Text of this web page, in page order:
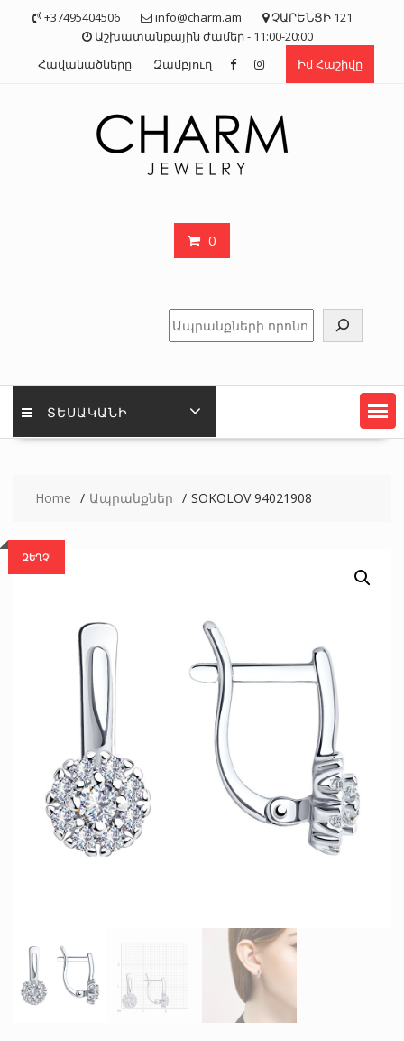
+37495404506 info@charm.am
ՉԱՐԵՆՑԻ 121
Աշխատանքային ժամեր - 11:00-20:00
Հավանածները
Զամբյուղ Իմ Հաշիվը
0
Որոնել
ՏԵՍԱԿԱՆԻ
Home Ապրանքներ SOKOLOV 94021908
ԶԵՂՉ!